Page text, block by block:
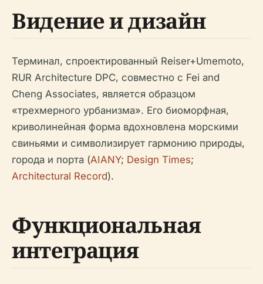
Видение и дизайн
Терминал, спроектированный Reiser+Umemoto,
RUR Architecture DPC, совместно с Fei and
Cheng Associates, является образцом
«трехмерного урбанизма». Его биоморфная,
криволинейная форма вдохновлена морскими
свиньями и символизирует гармонию природы,
города и порта (AIANY; Design Times;
Architectural Record).
Функциональная
интеграция